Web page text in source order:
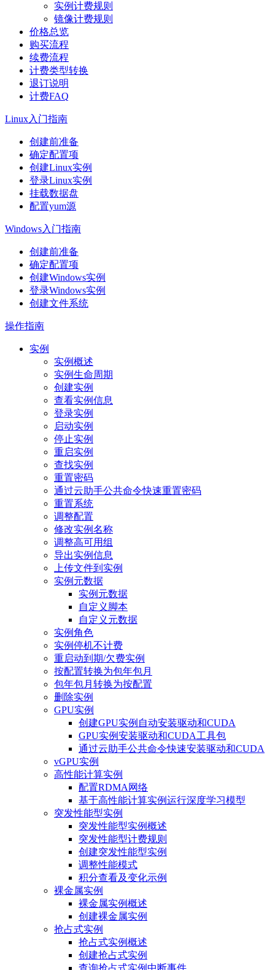
实例计费规则
镜像计费规则
价格总览
购买流程
续费流程
计费类型转换
退订说明
计费FAQ
Linux入门指南
创建前准备
确定配置项
创建Linux实例
登录Linux实例
挂载数据盘
配置yum源
Windows入门指南
创建前准备
确定配置项
创建Windows实例
登录Windows实例
创建文件系统
操作指南
实例
实例概述
实例生命周期
创建实例
查看实例信息
登录实例
启动实例
停止实例
重启实例
查找实例
重置密码
通过云助手公共命令快速重置密码
重置系统
调整配置
修改实例名称
调整高可用组
导出实例信息
上传文件到实例
实例元数据
实例元数据
自定义脚本
自定义元数据
实例角色
实例停机不计费
重启动到期/欠费实例
按配置转换为包年包月
包年包月转换为按配置
删除实例
GPU实例
创建GPU实例自动安装驱动和CUDA
GPU实例安装驱动和CUDA工具包
通过云助手公共命令快速安装驱动和CUDA
vGPU实例
高性能计算实例
配置RDMA网络
基于高性能计算实例运行深度学习模型
突发性能型实例
突发性能型实例概述
突发性能型计费规则
创建突发性能型实例
调整性能模式
积分查看及变化示例
裸金属实例
裸金属实例概述
创建裸金属实例
抢占式实例
抢占式实例概述
创建抢占式实例